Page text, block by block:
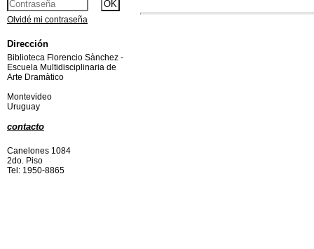
Olvidé mi contraseña
Dirección
Biblioteca Florencio Sànchez -
Escuela Multidisciplinaria de
Arte Dramàtico
Montevideo
Uruguay
contacto
Canelones 1084
2do. Piso
Tel: 1950-8865